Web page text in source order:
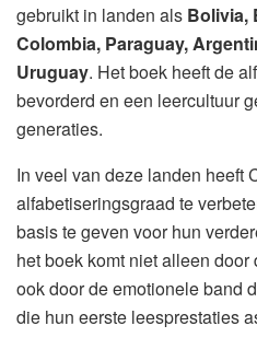
gebruikt in landen als Bolivia,
Colombia, Paraguay,
Uruguay. Het boek heeft de
bevorderd en een leercultuur
generaties.
In veel van deze landen heeft
alfabetiseringsgraad te
basis te geven voor hun
het boek komt niet alleen
ook door de emotionele band
die hun eerste leesprestaties